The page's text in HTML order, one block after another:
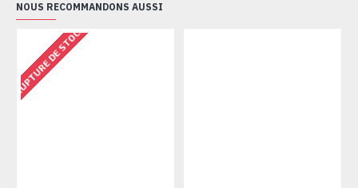
NOUS RECOMMANDONS AUSSI
RUPTURE DE STOCK